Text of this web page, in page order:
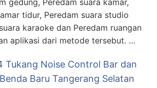
gedung, Peredam suara kamar,
tidur, Peredam suara studio
karaoke dan Peredam ruangan
aplikasi dari metode tersebut. …
Tukang Noise Control Bar dan
Baru Tangerang Selatan